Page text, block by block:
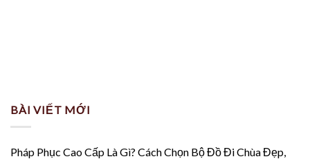
BÀI VIẾT MỚI
Pháp Phục Cao Cấp Là Gì? Cách Chọn Bộ Đồ Đi Chùa Đẹp,